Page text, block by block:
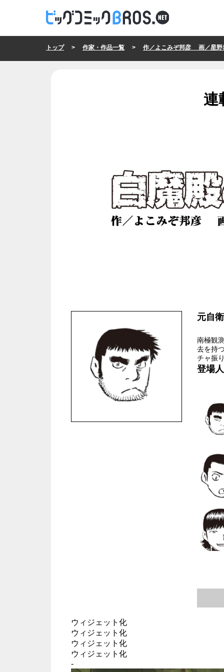
トップ> 作家・作品一覧 > 作／よこみぞ邦彦 画／星
連
元自
南極観
去を持
チャ振
登場
ウィジェット化
ウィジェット化
ウィジェット化
ウィジェット化
-